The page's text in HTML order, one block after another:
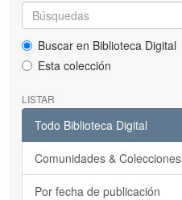
Buscar en Biblioteca Digital
Esta colección
LISTAR
Todo Biblioteca Digital
Comunidades & Colecciones
Por fecha de publicación